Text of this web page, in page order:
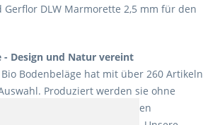
DLW Marmorette 2,5 mm für den
- Design und Natur vereint
Bodenbeläge hat mit über 260 Artikeln
Produziert werden sie ohne
Mit allen verfügbaren